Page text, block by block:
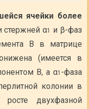
ячейки более
стержней α1
и β-фаз
В в матрице
(имеется в
В, а α1 -фаза
колонии в
росте двухфазной